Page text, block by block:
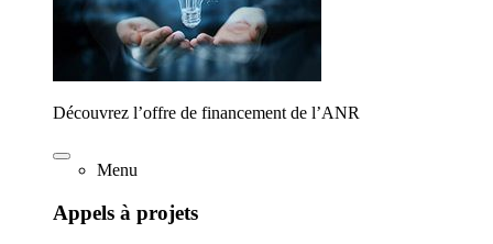
Découvrez l’offre de financement de l’ANR
Menu
Appels à projets